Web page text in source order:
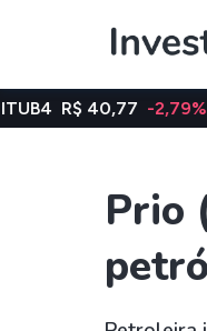
Índice
Ibovespa
-2,79% PETR4
Prio